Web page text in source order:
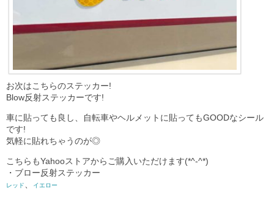
お次はこちらのステッカー!
Blow反射ステッカーです!
車に貼っても良し、自転車やヘルメットに貼ってもGOODなシール
です!
気軽に貼れちゃうのが◎
こちらもYahooストアからご購入いただけます(*^-^*)
・ブロー反射ステッカー
レッド イエロー